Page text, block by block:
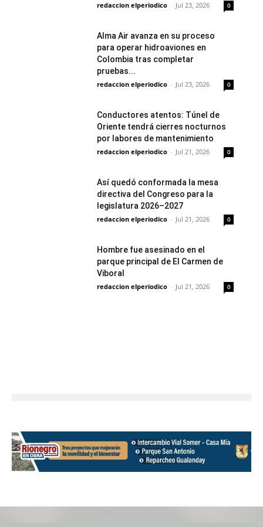
redaccion elperiodico - Jul 23, 2026 0
Alma Air avanza en su proceso
para operar hidroaviones en
Colombia tras completar
pruebas...
redaccion elperiodico - Jul 23, 2026 0
Conductores atentos: Túnel de
Oriente tendrá cierres nocturnos
por labores de mantenimiento
redaccion elperiodico - Jul 21, 2026 0
Así quedó conformada la mesa
directiva del Congreso para la
legislatura 2026–2027
redaccion elperiodico - Jul 21, 2026 0
Hombre fue asesinado en el
parque principal de El Carmen de
Viboral
redaccion elperiodico - Jul 21, 2026 0